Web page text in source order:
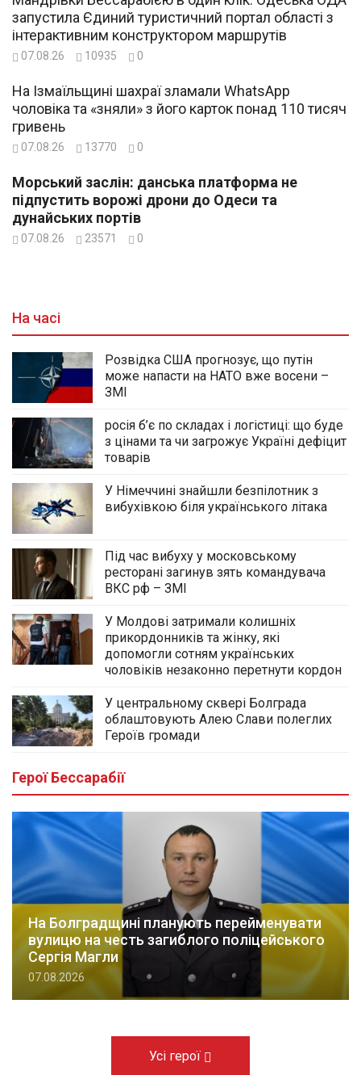
запустила Єдиний туристичний портал області з
інтерактивним конструктором маршрутів
07.08.26 10935 0
На Ізмаїльщині шахраї зламали WhatsApp
чоловіка та «зняли» з його карток понад 110 тисяч
гривень
07.08.26 13770 0
Морський заслін: данська платформа не
підпустить ворожі дрони до Одеси та
дунайських портів
07.08.26 23571 0
На часі
Розвідка США прогнозує, що путін
може напасти на НАТО вже восени –
ЗМІ
росія б’є по складах і логістиці: що буде
з цінами та чи загрожує Україні дефіцит
товарів
У Німеччині знайшли безпілотник з
вибухівкою біля українського літака
Під час вибуху у московському
ресторані загинув зять командувача
ВКС рф – ЗМІ
У Молдові затримали колишніх
прикордонників та жінку, які
допомогли сотням українських
чоловіків незаконно перетнути кордон
У центральному сквері Болграда
облаштовують Алею Слави полеглих
Героїв громади
Герої Бессарабії
На Болградщині планують перейменувати
вулицю на честь загиблого поліцейського
Сергія Магли
07.08.2026
Усі герої